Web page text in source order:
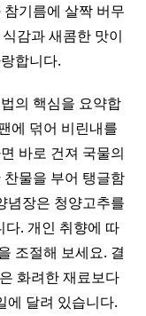
기름에 살짝 버무
감과 새콤한 맛이
합니다.
의 핵심을 요약합
에 덖어 비린내를
바로 건져 국물의
물을 부어 탱글함
념장은 청양고추를
다. 개인 취향에 따
조절해 보세요. 결
화려한 재료보다
에 달려 있습니다.